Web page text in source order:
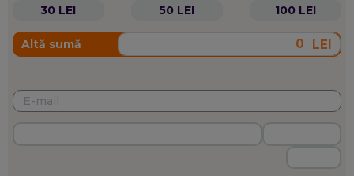
30 LEI
50 LEI 100 LEI
Altă sumă LEI